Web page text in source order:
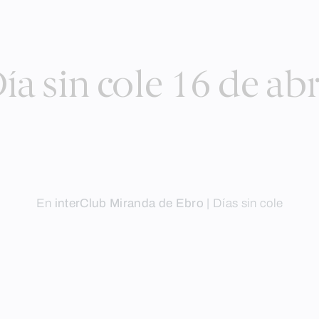
sin cole 16 de
En interClub Miranda de Ebro Días sin cole